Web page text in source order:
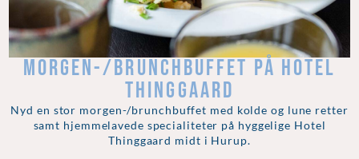
MORGEN-/BRUNCHBUFFET PÅ HOTEL
THINGGAARD
Nyd en stor morgen-/brunchbuffet med kolde og lune retter
samt hjemmelavede specialiteter på hyggelige Hotel
Thinggaard midt i Hurup.